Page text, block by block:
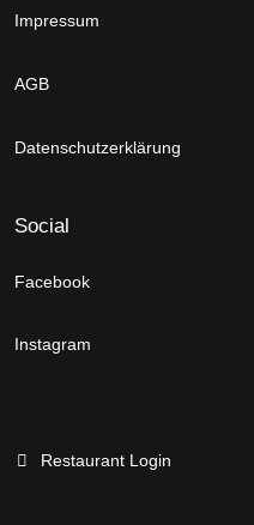
Impressum
AGB
Datenschutzerklärung
Social
Facebook
Instagram
Restaurant Login